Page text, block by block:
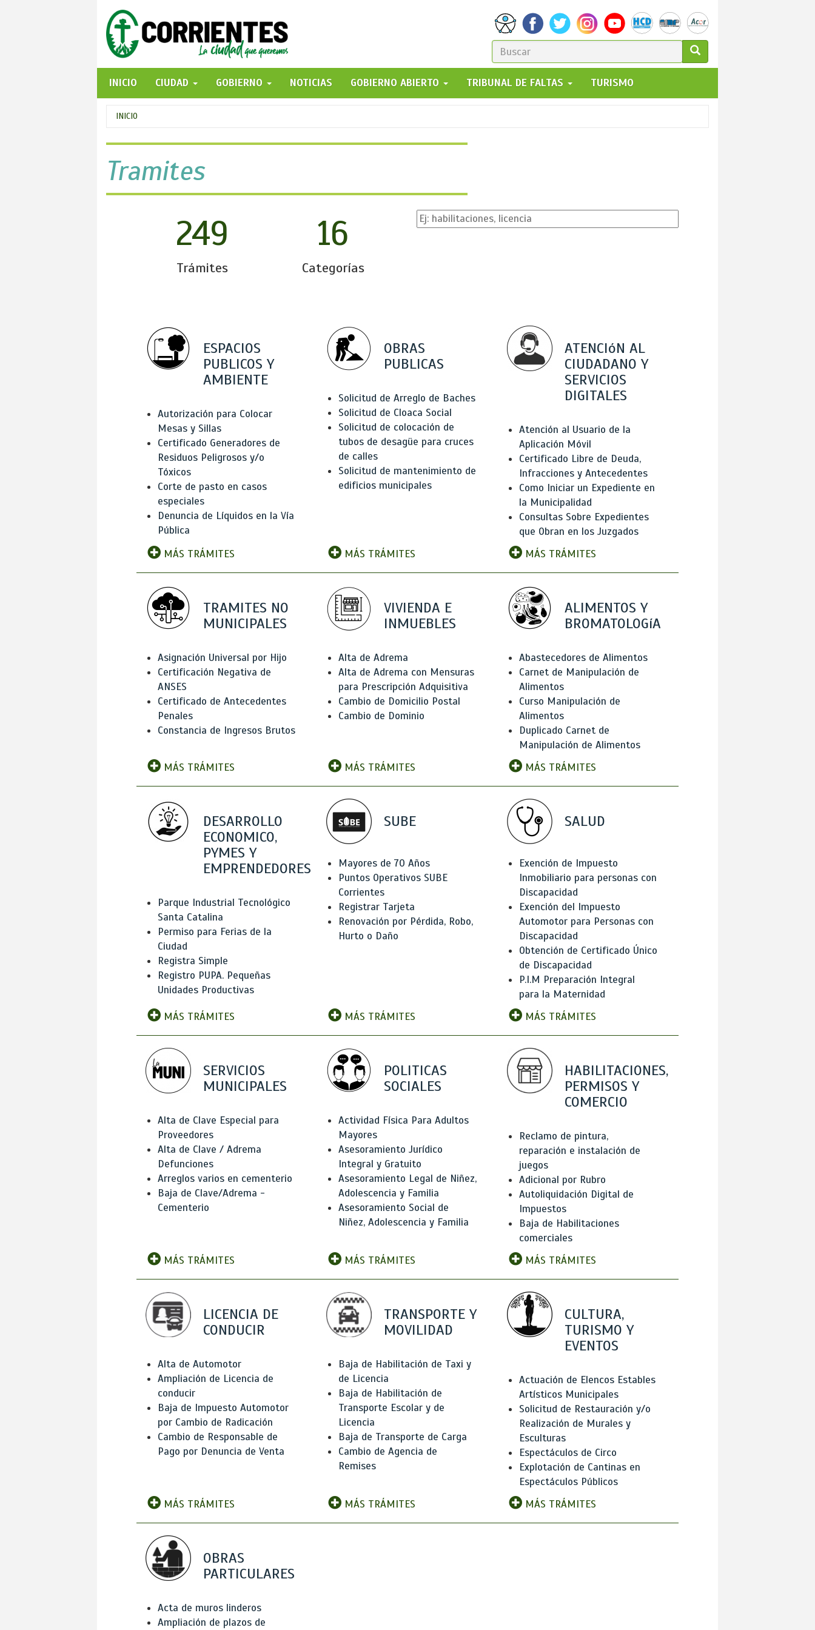
FORMULARIO
DE
BÚSQUEDA
GO!
INICIO
CIUDAD GOBIERNO NOTICIAS GOBIERNO ABIERTO TRIBUNAL DE FALTAS TURISMO
Se
encuentra
usted
aquí
INICIO
Tramites
249
Trámites
16
Categorías
ESPACIOS
PUBLICOS Y
AMBIENTE
Autorización para Colocar
Mesas y Sillas
Certificado Generadores de
Residuos Peligrosos y/o
Tóxicos
Corte de pasto en casos
especiales
Denuncia de Líquidos en la Vía
Pública
MÁS TRÁMITES
OBRAS
PUBLICAS
Solicitud de Arreglo de Baches
Solicitud de Cloaca Social
Solicitud de colocación de
tubos de desagüe para cruces
de calles
Solicitud de mantenimiento de
edificios municipales
MÁS TRÁMITES
ATENCIóN AL
CIUDADANO Y
SERVICIOS
DIGITALES
Atención al Usuario de la
Aplicación Móvil
Certificado Libre de Deuda,
Infracciones y Antecedentes
Como Iniciar un Expediente en
la Municipalidad
Consultas Sobre Expedientes
que Obran en los Juzgados
MÁS TRÁMITES
TRAMITES NO
MUNICIPALES
Asignación Universal por Hijo
Certificación Negativa de
ANSES
Certificado de Antecedentes
Penales
Constancia de Ingresos Brutos
MÁS TRÁMITES
VIVIENDA E
INMUEBLES
Alta de Adrema
Alta de Adrema con Mensuras
para Prescripción Adquisitiva
Cambio de Domicilio Postal
Cambio de Dominio
MÁS TRÁMITES
ALIMENTOS Y
BROMATOLOGíA
Abastecedores de Alimentos
Carnet de Manipulación de
Alimentos
Curso Manipulación de
Alimentos
Duplicado Carnet de
Manipulación de Alimentos
MÁS TRÁMITES
DESARROLLO
ECONOMICO,
PYMES Y
EMPRENDEDORES
Parque Industrial Tecnológico
Santa Catalina
Permiso para Ferias de la
Ciudad
Registra Simple
Registro PUPA. Pequeñas
Unidades Productivas
MÁS TRÁMITES
SUBE
Mayores de 70 Años
Puntos Operativos SUBE
Corrientes
Registrar Tarjeta
Renovación por Pérdida, Robo,
Hurto o Daño
MÁS TRÁMITES
SALUD
Exención de Impuesto
Inmobiliario para personas con
Discapacidad
Exención del Impuesto
Automotor para Personas con
Discapacidad
Obtención de Certificado Único
de Discapacidad
P.I.M Preparación Integral
para la Maternidad
MÁS TRÁMITES
SERVICIOS
MUNICIPALES
Alta de Clave Especial para
Proveedores
Alta de Clave / Adrema
Defunciones
Arreglos varios en cementerio
Baja de Clave/Adrema -
Cementerio
MÁS TRÁMITES
POLITICAS
SOCIALES
Actividad Física Para Adultos
Mayores
Asesoramiento Jurídico
Integral y Gratuito
Asesoramiento Legal de Niñez,
Adolescencia y Familia
Asesoramiento Social de
Niñez, Adolescencia y Familia
MÁS TRÁMITES
HABILITACIONES,
PERMISOS Y
COMERCIO
Reclamo de pintura,
reparación e instalación de
juegos
Adicional por Rubro
Autoliquidación Digital de
Impuestos
Baja de Habilitaciones
comerciales
MÁS TRÁMITES
LICENCIA DE
CONDUCIR
Alta de Automotor
Ampliación de Licencia de
conducir
Baja de Impuesto Automotor
por Cambio de Radicación
Cambio de Responsable de
Pago por Denuncia de Venta
MÁS TRÁMITES
TRANSPORTE Y
MOVILIDAD
Baja de Habilitación de Taxi y
de Licencia
Baja de Habilitación de
Transporte Escolar y de
Licencia
Baja de Transporte de Carga
Cambio de Agencia de
Remises
MÁS TRÁMITES
CULTURA,
TURISMO Y
EVENTOS
Actuación de Elencos Estables
Artísticos Municipales
Solicitud de Restauración y/o
Realización de Murales y
Esculturas
Espectáculos de Circo
Explotación de Cantinas en
Espectáculos Públicos
MÁS TRÁMITES
OBRAS
PARTICULARES
Acta de muros linderos
Ampliación de plazos de